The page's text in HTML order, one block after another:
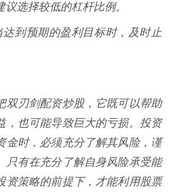
选择较低的杠杆比例。
到预期的盈利目标时，及时止
双刃剑配资炒股，它既可以帮助
，也可能导致巨大的亏损。投资
金时，必须充分了解其风险，谨
只有在充分了解自身风险承受能
资策略的前提下，才能利用股票